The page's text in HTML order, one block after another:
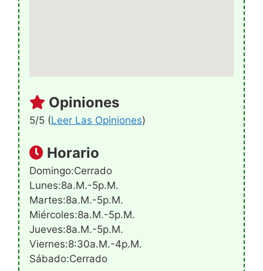
Opiniones
5/5 (Leer Las Opiniones)
Horario
Domingo:Cerrado
Lunes:8a.m.-5p.m.
Martes:8a.m.-5p.m.
Miércoles:8a.m.-5p.m.
Jueves:8a.m.-5p.m.
Viernes:8:30a.m.-4p.m.
Sábado:Cerrado